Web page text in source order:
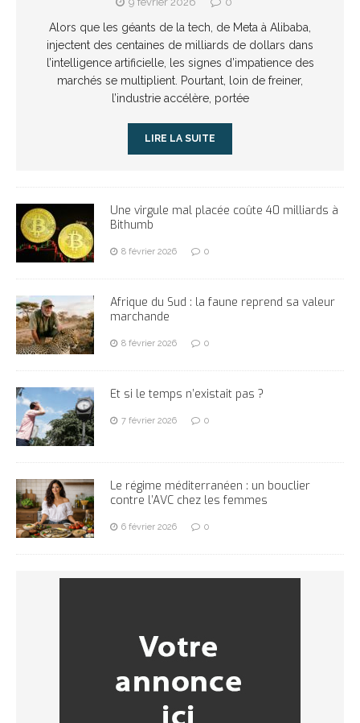
Alors que les géants de la tech, de Meta à Alibaba,
injectent des centaines de milliards de dollars dans
l’intelligence artificielle, les signes d’impatience des
marchés se multiplient. Pourtant, loin de freiner,
l’industrie accélère, portée
LIRE LA SUITE
Une virgule mal placée coûte 40 milliards à
Bithumb
8 février 2026 0
Afrique du Sud : la faune reprend sa valeur
marchande
8 février 2026 0
Et si le temps n’existait pas ?
7 février 2026 0
Le régime méditerranéen : un bouclier
contre l’AVC chez les femmes
6 février 2026 0